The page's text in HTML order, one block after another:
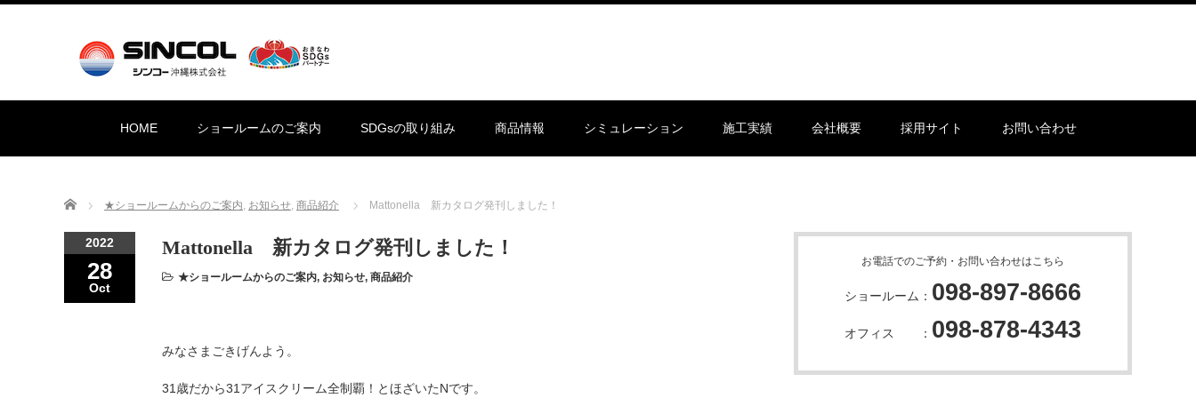
HOME ショールームのご案内 SDGsの取り組み 商品情報 シミュレーション 施工実績 会社概要 採用サイト お問い合わせ
Home ★ショールームからのご案内, お知らせ, 商品紹介 Mattonella 新カタログ発刊しました！
2022
28
Oct
Mattonella 新カタログ発刊しました！
★ショールームからのご案内, お知らせ, 商品紹介
みなさまごきげんよう。
31歳だから31アイスクリーム全制覇！とほざいたNです。
お電話でのご予約・お問い合わせはこちら
ショールーム： 098-897-8666
オフィス ： 098-878-4343